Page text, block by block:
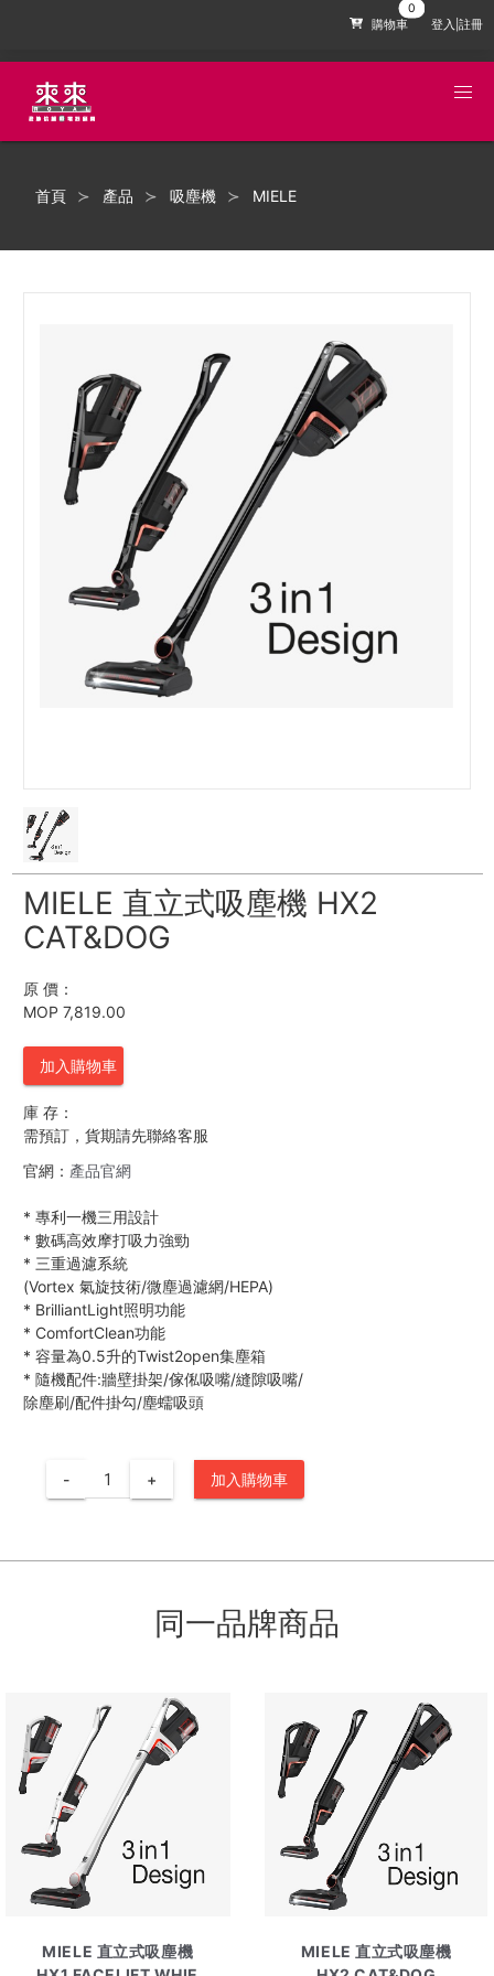
購物車 登入|註冊
首頁 產品 吸塵機 MIELE
MIELE 直立式吸塵機 HX2
CAT&DOG
原 價：
MOP 7,819.00
加入購物車
庫 存：
需預訂，貨期請先聯絡客服
官網： 產品官網
* 專利一機三用設計
* 數碼高效摩打吸力強勁
* 三重過濾系統
(Vortex 氣旋技術/微塵過濾網/HEPA)
* BrilliantLight照明功能
* ComfortClean功能
* 容量為0.5升的Twist2open集塵箱
* 隨機配件:牆壁掛架/傢俬吸嘴/縫隙吸嘴/
除塵刷/配件掛勾/塵蠕吸頭
- + 加入購物車
同一品牌商品
MIELE 直立式吸塵機
MIELE 直立式吸塵機